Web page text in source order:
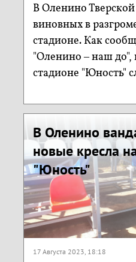
В Оленино
виновных в
стадионе. Как
"Оленино – наш до",
стадионе "Юность"
В Оленино
новые кресла
"Юность"
17 Августа 2023, 18:18